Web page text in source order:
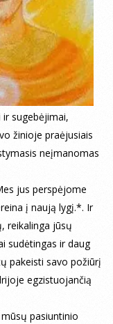
sugebėjimai,
žinioje praėjusiais
neįmanomas
jus perspėjome
į naują lygį.*. Ir
reikalinga jūsų
sudėtingas ir daug
pakeisti savo požiūrį
egzistuojančią
pasiuntinio